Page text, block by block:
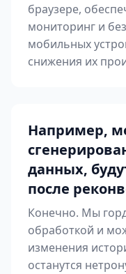
браузере,
мониторинг и
мобильных
снижения их
Например,
данных,
после
Конечно. Мы
обработкой и
изменения
останутся